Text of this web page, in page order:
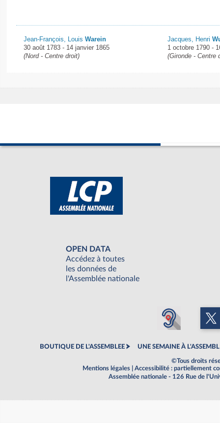
Jean-François, Louis Warein
30 août 1783 - 14 janvier 1865
(Nord - Centre droit)
Jacques, Henri
1 octobre 1790 -
(Gironde - Centre
OPEN DATA
Accédez à toutes
les données de
l'Assemblée nationale
BOUTIQUE DE L'ASSEMBLEE UNE SEMAINE À
©Tous droits
Mentions légales
Accessibilité : partiellement
Assemblée nationale - 126 Rue de